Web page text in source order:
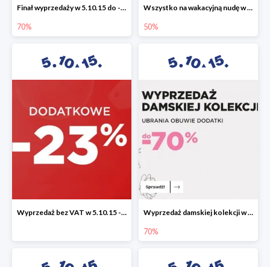
Finał wyprzedaży w 5.10.15 do -70%
70%
Wszystko na wakacyjną nudę w 5.10.15 - gry i zabawki do -50%
50%
Wyprzedaż bez VAT w 5.10.15 - dodatkowe -23% rabatu Wyprzedaż damskiej kolekcji w 5.10.15 - ubrania, obuwie i dodatki do -70%
70%